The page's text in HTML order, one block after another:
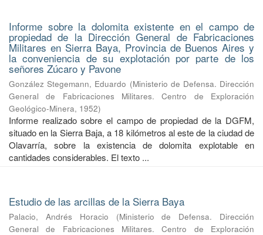
Informe sobre la dolomita existente en el campo de
propiedad de la Dirección General de Fabricaciones
Militares en Sierra Baya, Provincia de Buenos Aires y
la conveniencia de su explotación por parte de los
señores Zúcaro y Pavone
González Stegemann, Eduardo (Ministerio de Defensa. Dirección
General de Fabricaciones Militares. Centro de Exploración
Geológico-Minera, 1952)
Informe realizado sobre el campo de propiedad de la DGFM,
situado en la Sierra Baja, a 18 kilómetros al este de la ciudad de
Olavarría, sobre la existencia de dolomita explotable en
cantidades considerables. El texto ...
Estudio de las arcillas de la Sierra Baya
Palacio, Andrés Horacio (Ministerio de Defensa. Dirección
General de Fabricaciones Militares. Centro de Exploración